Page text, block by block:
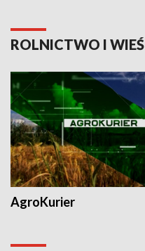
ROLNICTWO I WIEŚ
AgroKurier